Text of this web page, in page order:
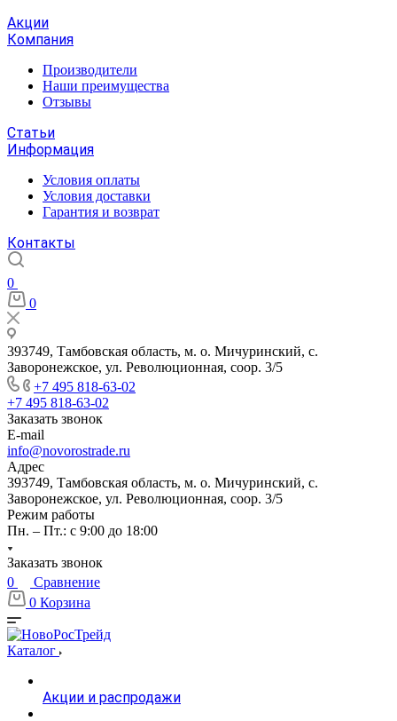
Акции
Компания
Производители
Наши преимущества
Отзывы
Статьи
Информация
Условия оплаты
Условия доставки
Гарантия и возврат
Контакты
0
0
393749, Тамбовская область, м. о. Мичуринский, с.
Заворонежское, ул. Революционная, соор. 3/5
+7 495 818-63-02
+7 495 818-63-02
Заказать звонок
E-mail
info@novorostrade.ru
Адрес
393749, Тамбовская область, м. о. Мичуринский, с.
Заворонежское, ул. Революционная, соор. 3/5
Режим работы
Пн. – Пт.: с 9:00 до 18:00
Заказать звонок
0
Сравнение
0 Корзина
Каталог
Акции и распродажи